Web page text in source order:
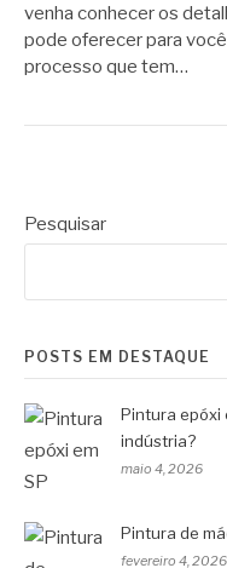
venha conhecer os
pode oferecer para
processo que tem…
Pesquisar
POSTS EM DESTAQUE
Pintura epóxi
indústria?
maio 4, 2026
Pintura de
fevereiro 4, 2026